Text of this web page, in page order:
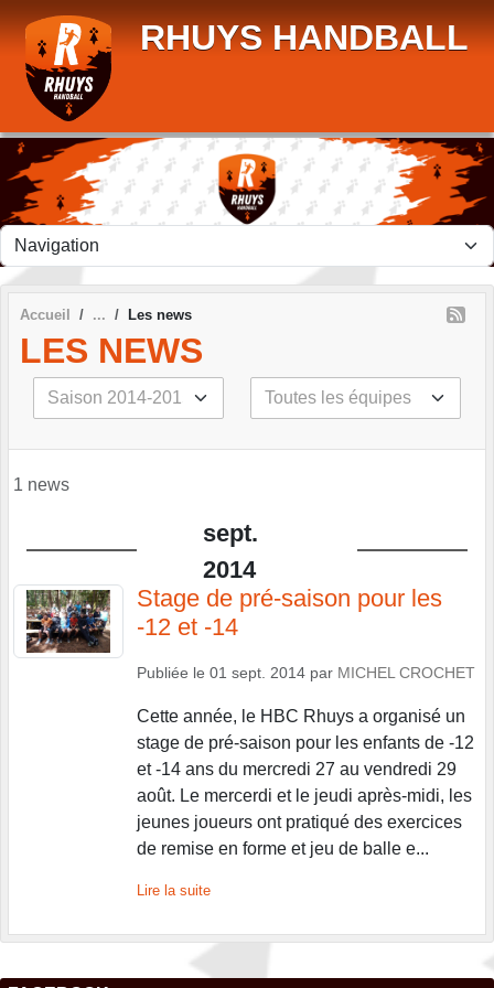
RHUYS HANDBALL
Accueil Les news
LES NEWS
1 news
sept.
2014
Stage de pré-saison pour les
-12 et -14
Publiée le 01 sept. 2014 par MICHEL CROCHET
Cette année, le HBC Rhuys a organisé un
stage de pré-saison pour les enfants de -12
et -14 ans du mercredi 27 au vendredi 29
août. Le mercerdi et le jeudi après-midi, les
jeunes joueurs ont pratiqué des exercices
de remise en forme et jeu de balle e...
Lire la suite
Panneau de gestion des cookies